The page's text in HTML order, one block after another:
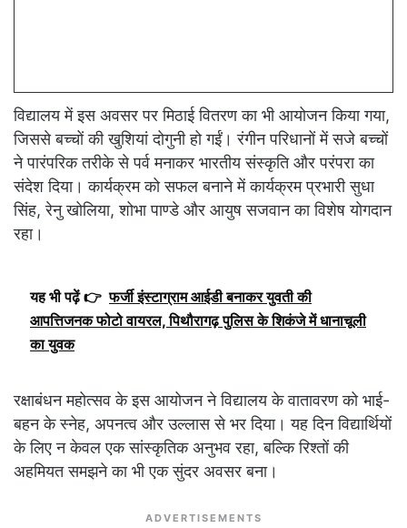
विद्यालय में इस अवसर पर मिठाई वितरण का भी आयोजन किया गया,
जिससे बच्चों की खुशियां दोगुनी हो गईं। रंगीन परिधानों में सजे बच्चों
ने पारंपरिक तरीके से पर्व मनाकर भारतीय संस्कृति और परंपरा का
संदेश दिया। कार्यक्रम को सफल बनाने में कार्यक्रम प्रभारी सुधा
सिंह, रेनु खोलिया, शोभा पाण्डे और आयुष सजवान का विशेष योगदान
रहा।
यह भी पढ़ें 👉 फर्जी इंस्टाग्राम आईडी बनाकर युवती की
आपत्तिजनक फोटो वायरल, पिथौरागढ़ पुलिस के शिकंजे में धानाचूली
का युवक
रक्षाबंधन महोत्सव के इस आयोजन ने विद्यालय के वातावरण को भाई-
बहन के स्नेह, अपनत्व और उल्लास से भर दिया। यह दिन विद्यार्थियों
के लिए न केवल एक सांस्कृतिक अनुभव रहा, बल्कि रिश्तों की
अहमियत समझने का भी एक सुंदर अवसर बना।
ADVERTISEMENTS